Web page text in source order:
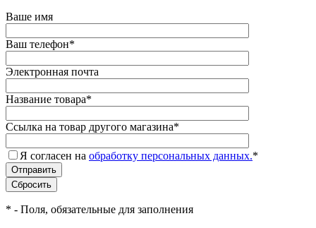
Ваше имя
Ваш телефон*
Электронная почта
Название товара*
Ссылка на товар другого магазина*
Я согласен на обработку персональных данных.*
* - Поля, обязательные для заполнения